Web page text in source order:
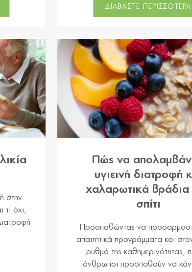
ΔΙΑΒΑΣΤΕ ΠΕΡΙΣΣΟΤΕΡΑ
στην
τι όχι,
Πώς να
υγιεινή διατροφή
χαλαρωτικά βράδια
σπίτι
Προσπαθώντας να
απαιτητικά προγράμματα και
ρυθμό της καθημερινότητας,
άνθρωποι προσπαθούν να